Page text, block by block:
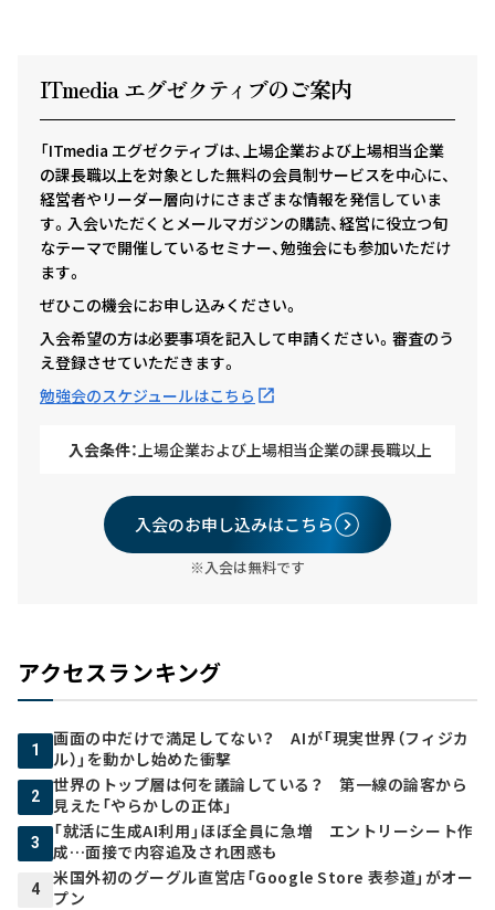
ITmedia エグゼクティ ブのご案内
「ITmedia エグゼクティブは、上場企業および上場相当企業
の課長職以上を対象とした無料の会員制サービスを中心に、
経営者やリーダー層向けにさまざまな情報を発信していま
す。入会いただくとメールマガジンの購読、経営に役立つ旬
なテーマで開催しているセミナー、勉強会にも参加いただけ
ます。
ぜひこの機会にお申し込みください。
入会希望の方は必要事項を記入して申請ください。審査のう
え登録させていただきます。
勉強会のスケジュールはこちら
入会条件： 上場企業および上場相当企業の課長職以上
入会のお申し込みはこちら
※入会は無料です
アクセスランキング
1
画面の中だけで満足してない？ AIが「現実世界（フィジカ
ル）」を動かし始めた衝撃
2
世界のトップ層は何を議論している？ 第一線の論客から
見えた「やらかしの正体」
3
「就活に生成AI利用」ほぼ全員に急増 エントリーシート作
成…面接で内容追及され困惑も
4
米国外初のグーグル直営店「Google Store 表参道」がオー
プン